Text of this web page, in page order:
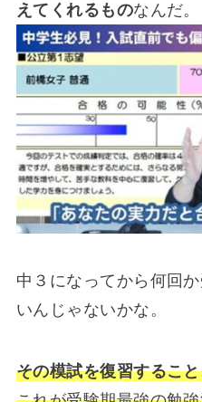
えてくれるものなんだ。
中３になってから何回
いんじゃないかな。
その模試を復習するこ